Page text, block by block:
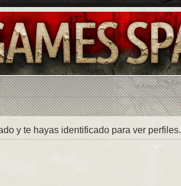
y te hayas identificado para ver perfiles.